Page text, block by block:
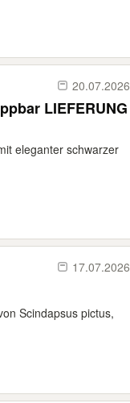
20.07.2026
LIEFERUNG
eleganter schwarzer
17.07.2026
Scindapsus pictus,